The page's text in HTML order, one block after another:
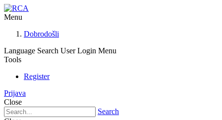
Menu
Dobrodošli
Language Search User Login Menu
Tools
Register
Prijava
Close
Search